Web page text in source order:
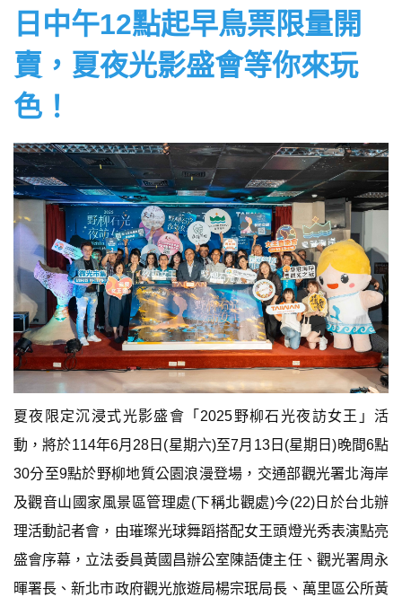
日中午12點起早鳥票限量開
賣，夏夜光影盛會等你來玩
色！
夏夜限定沉浸式光影盛會「2025野柳石光夜訪女王」活
動，將於114年6月28日(星期六)至7月13日(星期日)晚間6點
30分至9點於野柳地質公園浪漫登場，交通部觀光署北海岸
及觀音山國家風景區管理處(下稱北觀處)今(22)日於台北辦
理活動記者會，由璀璨光球舞蹈搭配女王頭燈光秀表演點亮
盛會序幕，立法委員黃國昌辦公室陳語倢主任、觀光署周永
暉署長、新北市政府觀光旅遊局楊宗珉局長、萬里區公所黃